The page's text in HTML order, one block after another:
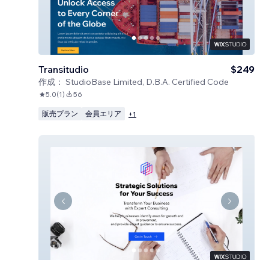
Transitudio
作成： StudioBase Limited, D.B.A. Certified Code
$249
5.0(1) 56
販売プラン 会員エリア +1